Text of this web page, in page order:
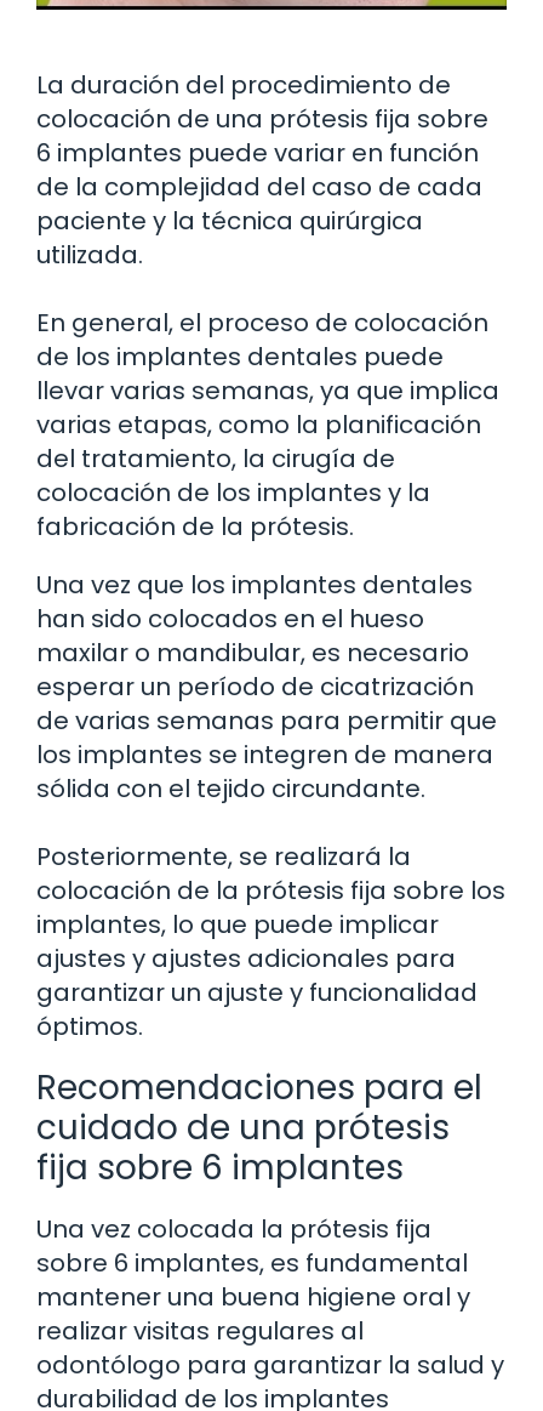
La duración del procedimiento de
colocación de una prótesis fija sobre
6 implantes puede variar en función
de la complejidad del caso de cada
paciente y la técnica quirúrgica
utilizada.
En general, el proceso de colocación
de los implantes dentales puede
llevar varias semanas, ya que implica
varias etapas, como la planificación
del tratamiento, la cirugía de
colocación de los implantes y la
fabricación de la prótesis.
Una vez que los implantes dentales
han sido colocados en el hueso
maxilar o mandibular, es necesario
esperar un período de cicatrización
de varias semanas para permitir que
los implantes se integren de manera
sólida con el tejido circundante.
Posteriormente, se realizará la
colocación de la prótesis fija sobre los
implantes, lo que puede implicar
ajustes y ajustes adicionales para
garantizar un ajuste y funcionalidad
óptimos.
Recomendaciones para el
cuidado de una prótesis
fija sobre 6 implantes
Una vez colocada la prótesis fija
sobre 6 implantes, es fundamental
mantener una buena higiene oral y
realizar visitas regulares al
odontólogo para garantizar la salud y
durabilidad de los implantes